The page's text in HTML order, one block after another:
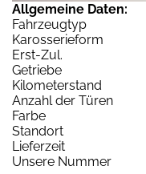
Allgemeine Daten:
Fahrzeugtyp
Karosserieform
Erst-Zul.
Getriebe
Kilometerstand
Anzahl der Türen
Farbe
Standort
Lieferzeit
Unsere Nummer